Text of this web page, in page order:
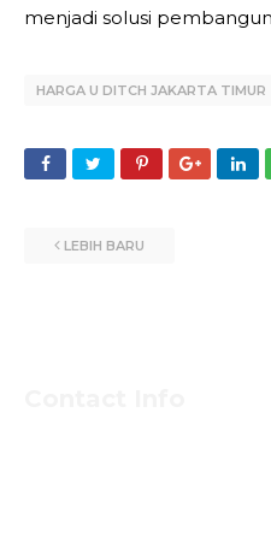
menjadi solusi
HARGA U DITCH JAKARTA TIMUR
LEBIH BARU